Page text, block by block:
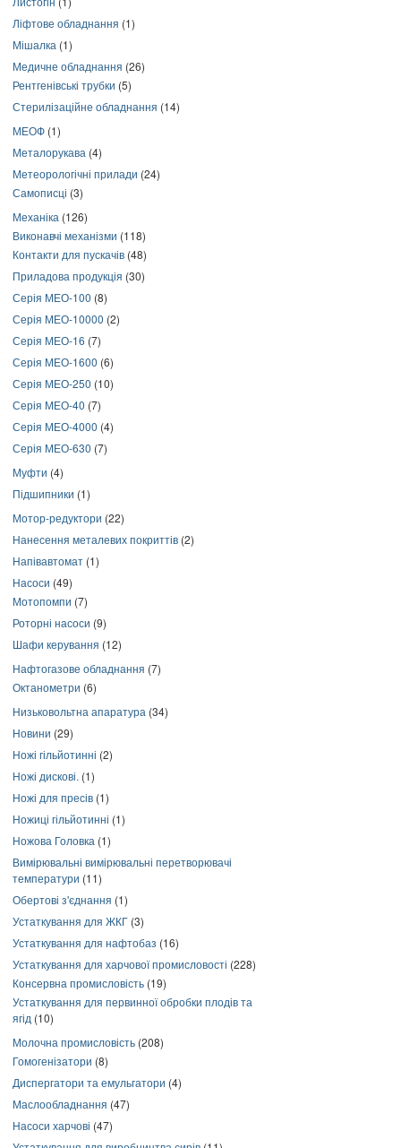
Ліфтове обладнання (1)
Мішалка (1)
Медичне обладнання (26)
Рентгенівські трубки (5)
Стерилізаційне обладнання (14)
МЕОФ (1)
Металорукава (4)
Метеорологічні прилади (24)
Самописці (3)
Механіка (126)
Виконавчі механізми (118)
Контакти для пускачів (48)
Приладова продукція (30)
Серія МЕО-100 (8)
Серія МЕО-10000 (2)
Серія МЕО-16 (7)
Серія МЕО-1600 (6)
Серія МЕО-250 (10)
Серія МЕО-40 (7)
Серія МЕО-4000 (4)
Серія МЕО-630 (7)
Муфти (4)
Підшипники (1)
Мотор-редуктори (22)
Нанесення металевих покриттів (2)
Напівавтомат (1)
Насоси (49)
Мотопомпи (7)
Роторні насоси (9)
Шафи керування (12)
Нафтогазове обладнання (7)
Октанометри (6)
Низьковольтна апаратура (34)
Новини (29)
Ножі гільйотинні (2)
Ножі дискові. (1)
Ножі для пресів (1)
Ножиці гільйотинні (1)
Ножова Головка (1)
Вимірювальні вимірювальні перетворювачі
температури (11)
Обертові з'єднання (1)
Устаткування для ЖКГ (3)
Устаткування для нафтобаз (16)
Устаткування для харчової промисловості (228)
Консервна промисловість (19)
Устаткування для первинної обробки плодів та
ягід (10)
Молочна промисловість (208)
Гомогенізатори (8)
Диспергатори та емульгатори (4)
Маслообладнання (47)
Насоси харчові (47)